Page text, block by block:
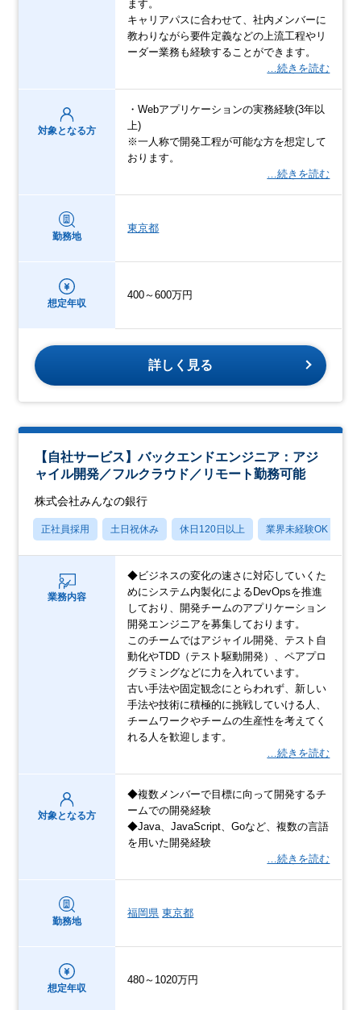
ます。
キャリアパスに合わせて、社内メンバーに
教わりながら要件定義などの上流工程やリ
ーダー業務も経験することができます。
…続きを読む
対象となる方
・Webアプリケーションの実務経験(3年以
上)
※一人称で開発工程が可能な方を想定して
おります。
…続きを読む
勤務地
東京都
想定年収
400～600万円
詳しく見る
【自社サービス】バックエンドエンジニア：アジ
ャイル開発／フルクラウド／リモート勤務可能
株式会社みんなの銀行
正社員採用 土日祝休み 休日120日以上 業界未経験OK
業務内容
◆ビジネスの変化の速さに対応していくた
めにシステム内製化によるDevOpsを推進
しており、開発チームのアプリケーション
開発エンジニアを募集しております。
このチームではアジャイル開発、テスト自
動化やTDD（テスト駆動開発）、ペアプロ
グラミングなどに力を入れています。
古い手法や固定観念にとらわれず、新しい
手法や技術に積極的に挑戦していける人、
チームワークやチームの生産性を考えてく
れる人を歓迎します。
…続きを読む
対象となる方
◆複数メンバーで目標に向って開発するチ
ームでの開発経験
◆Java、JavaScript、Goなど、複数の言語
を用いた開発経験
…続きを読む
勤務地
福岡県 東京都
想定年収
480～1020万円